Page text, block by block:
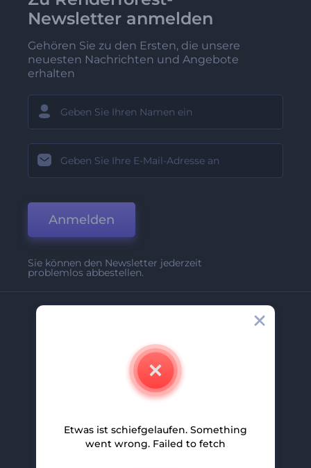
Newsletter anmelden
Gehören Sie zu den Ersten, die unsere
neuesten Nachrichten und Angebote
erhalten
Anmelden
Sie können den Newsletter jederzeit
problemlos abbestellen.
Partnerprogramm
Etwas ist schiefgelaufen. Something
went wrong. Failed to fetch